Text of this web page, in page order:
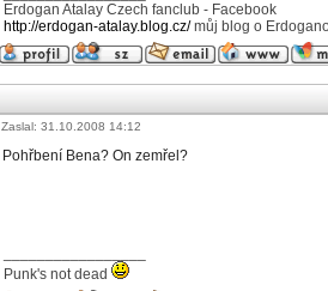
Erdogan Atalay Czech fanclub - Facebook
http://erdogan-atalay.blog.cz/můj blog o
Zaslal: 31.10.2008 14:12
Pohřbení Bena? On zemřel?
Punk's not dead